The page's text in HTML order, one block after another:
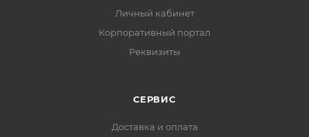
Личный кабинет
Корпоративный портал
Реквизиты
СЕРВИС
Доставка и оплата